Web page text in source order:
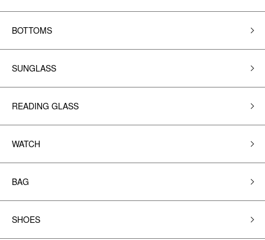
BOTTOMS
SUNGLASS
READING GLASS
WATCH
BAG
SHOES